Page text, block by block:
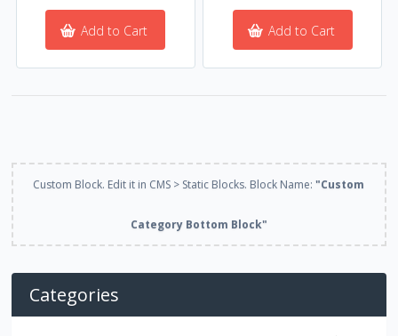
Add to Cart Add to Cart
Custom Block. Edit it in CMS > Static Blocks. Block Name:"Custom
Category Bottom Block"
Categories